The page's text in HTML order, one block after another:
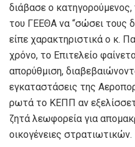
διάβασε ο
του ΓΕΕΘΑ να “σώσει τους
είπε χαρακτηριστικά ο κ.
χρόνο, το Επιτελείο
απορύθμιση,
εγκαταστάσεις της
ρωτά το ΚΕΠΠ αν
ζητά λεωφορεία για
οικογένειες στρατιωτικών.